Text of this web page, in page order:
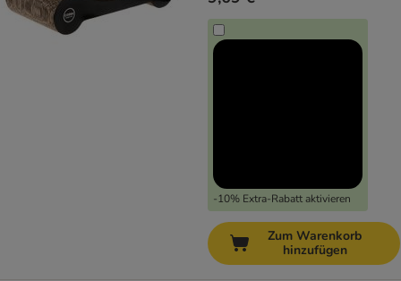
-10% Extra-Rabatt aktivieren
Zum Warenkorb
hinzufügen